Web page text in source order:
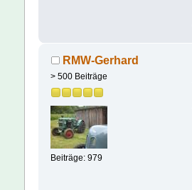
RMW-Gerhard
> 500 Beiträge
Beiträge: 979